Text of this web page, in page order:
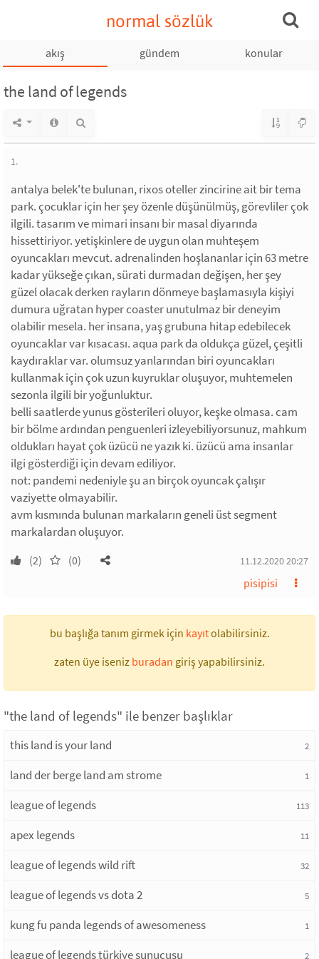
normal sözlük
akış gündem konular
the land of legends
1.
antalya belek'te bulunan, rixos oteller zincirine ait bir tema
park. çocuklar için her şey özenle düşünülmüş, görevliler çok
ilgili. tasarım ve mimari insanı bir masal diyarında
hissettiriyor. yetişkinlere de uygun olan muhteşem
oyuncakları mevcut. adrenalinden hoşlananlar için 63 metre
kadar yükseğe çıkan, sürati durmadan değişen, her şey
güzel olacak derken rayların dönmeye başlamasıyla kişiyi
dumura uğratan hyper coaster unutulmaz bir deneyim
olabilir mesela. her insana, yaş grubuna hitap edebilecek
oyuncaklar var kısacası. aqua park da oldukça güzel, çeşitli
kaydıraklar var. olumsuz yanlarından biri oyuncakları
kullanmak için çok uzun kuyruklar oluşuyor, muhtemelen
sezonla ilgili bir yoğunluktur.
belli saatlerde yunus gösterileri oluyor, keşke olmasa. cam
bir bölme ardından penguenleri izleyebiliyorsunuz, mahkum
oldukları hayat çok üzücü ne yazık ki. üzücü ama insanlar
ilgi gösterdiği için devam ediliyor.
not: pandemi nedeniyle şu an birçok oyuncak çalışır
vaziyette olmayabilir.
avm kısmında bulunan markaların geneli üst segment
markalardan oluşuyor.
(2) (0) 11.12.2020 20:27
pisipisi
bu başlığa tanım girmek için kayıtolabilirsiniz.
zaten üye iseniz buradan giriş yapabilirsiniz.
"the land of legends" ile benzer başlıklar
this land is your land 2
land der berge land am strome 1
league of legends 113
apex legends 11
league of legends wild rift 32
league of legends vs dota 2 5
kung fu panda legends of awesomeness 1
league of legends türkiye sunucusu 2